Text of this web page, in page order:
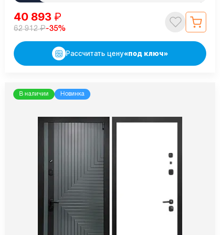
40 893 ₽
62 912₽-35%
Рассчитать цену«под ключ»
В наличии Новинка